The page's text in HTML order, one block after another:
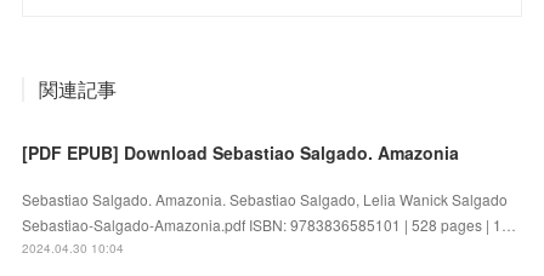
関連記事
[PDF EPUB] Download Sebastiao Salgado. Amazonia
Sebastiao Salgado. Amazonia. Sebastiao Salgado, Lelia Wanick Salgado
Sebastiao-Salgado-Amazonia.pdf ISBN: 9783836585101 | 528 pages | 1…
2024.04.30 10:04